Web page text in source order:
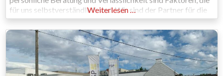
für uns selbstverständlich sind. Wir sind der Partner für die
Umsetzung Ihrer Holzbauträume. QUALITÄTSHÄUSER
AUS DEM BURGENLAND Als moderner Holzbaubetrieb,
Weiterlesen …